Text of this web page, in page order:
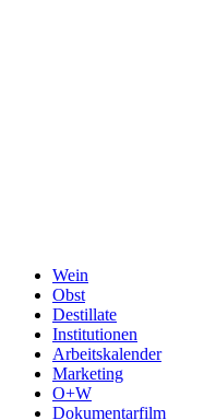
Wein
Obst
Destillate
Institutionen
Arbeitskalender
Marketing
O+W
Dokumentarfilm